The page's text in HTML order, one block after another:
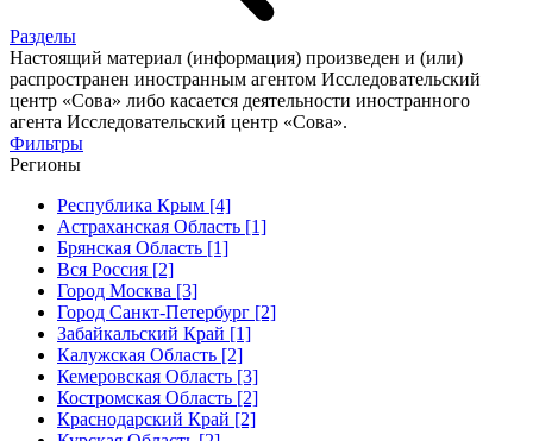
Разделы
Настоящий материал (информация) произведен и (или)
распространен иностранным агентом Исследовательский
центр «Сова» либо касается деятельности иностранного
агента Исследовательский центр «Сова».
Фильтры
Регионы
Республика Крым [4]
Астраханская Область [1]
Брянская Область [1]
Вся Россия [2]
Город Москва [3]
Город Санкт-Петербург [2]
Забайкальский Край [1]
Калужская Область [2]
Кемеровская Область [3]
Костромская Область [2]
Краснодарский Край [2]